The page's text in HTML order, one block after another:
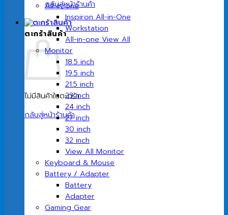
กลับสู่หน้าร้านค้า
ตะกร้าสินค้า
ไม่มีสินค้าในตะกร้า
กลับสู่หน้าร้านค้า
All-in-one
Inspiron All-in-One
Workstation
All-in-one View All
Monitor
18.5 inch
19.5 inch
21.5 inch
23 inch
24 inch
27 inch
30 inch
32 inch
View All Monitor
Keyboard & Mouse
Battery / Adapter
Battery
Adapter
Gaming Gear